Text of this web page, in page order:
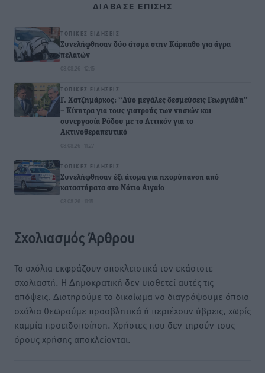
ΔΙΑΒΑΣΕ ΕΠΙΣΗΣ
ΤΟΠΙΚΈΣ ΕΙΔΉΣΕΙΣ
Συνελήφθησαν δύο άτομα στην Κάρπαθο για άγρα
πελατών
08.08.26 · 12:15
ΤΟΠΙΚΈΣ ΕΙΔΉΣΕΙΣ
Γ. Χατζημάρκος: “Δύο μεγάλες δεσμεύσεις Γεωργιάδη”
– Κίνητρα για τους γιατρούς των νησιών και
συνεργασία Ρόδου με το Αττικόν για το
Ακτινοθεραπευτικό
08.08.26 · 11:27
ΤΟΠΙΚΈΣ ΕΙΔΉΣΕΙΣ
Συνελήφθησαν έξι άτομα για ηχορύπανση από
καταστήματα στο Νότιο Αιγαίο
08.08.26 · 11:15
Σχολιασμός Άρθρου
Τα σχόλια εκφράζουν αποκλειστικά τον εκάστοτε
σχολιαστή. Η Δημοκρατική δεν υιοθετεί αυτές τις
απόψεις. Διατηρούμε το δικαίωμα να διαγράψουμε όποια
σχόλια θεωρούμε προσβλητικά ή περιέχουν ύβρεις, χωρίς
καμμία προειδοποίηση. Χρήστες που δεν τηρούν τους
όρους χρήσης αποκλείονται.